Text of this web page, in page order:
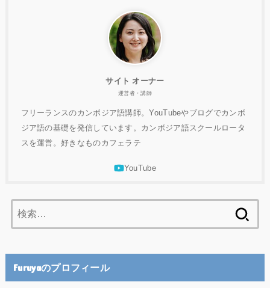
サイト オーナー
運営者・講師
フリーランスのカンボジア語講師。YouTubeやブログでカンボ
ジア語の基礎を発信しています。カンボジア語スクールロータ
スを運営。好きなものカフェラテ
索:
Furuyaのプロフィール